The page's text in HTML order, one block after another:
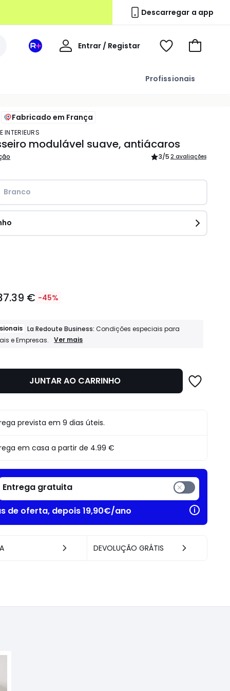
Descarregar a app
Profissionais
Espaço
Entrar / Registar
Voir
Ir
carrinho
Fabricado em França
INTERIEURS
modulável suave, antiácaros
3/5 2 avaliações
Branco
€ -45%
La Redoute Business:Condições especiais para
e Empresas.
Profissionais
especiais
para
Empresas.
Ver mais
JUNTAR AO CARRINHO
prevista em 9 dias úteis.
em casa a partir de 4.99 €
Entrega gratuita
de oferta, depois 19,90€/ano
DEVOLUÇÃO GRÁTIS